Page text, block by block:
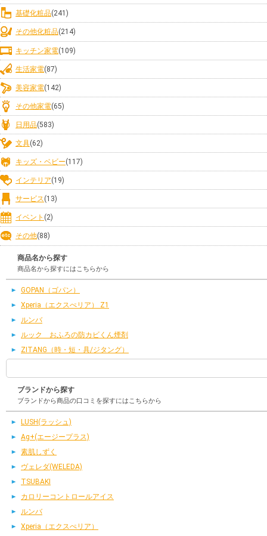
基礎化粧品(241)
その他化粧品(214)
キッチン家電(109)
生活家電(87)
美容家電(142)
その他家電(65)
日用品(583)
文具(62)
キッズ・ベビー(117)
インテリア(19)
サービス(13)
イベント (2)
その他(88)
商品名から探す
商品名から探すにはこちらから
GOPAN（ゴパン）
Xperia（エクスぺリア） Z1
ルンバ
ルック おふろの防カビくん煙剤
ZITANG（時・短・具/ジタング）
ブランドから探す
ブランドから商品の口コミを探すにはこちらから
LUSH(ラッシュ)
Ag+(エージープラス)
素肌しずく
ヴェレダ(WELEDA)
TSUBAKI
カロリーコントロールアイス
ルンバ
Xperia（エクスぺリア）